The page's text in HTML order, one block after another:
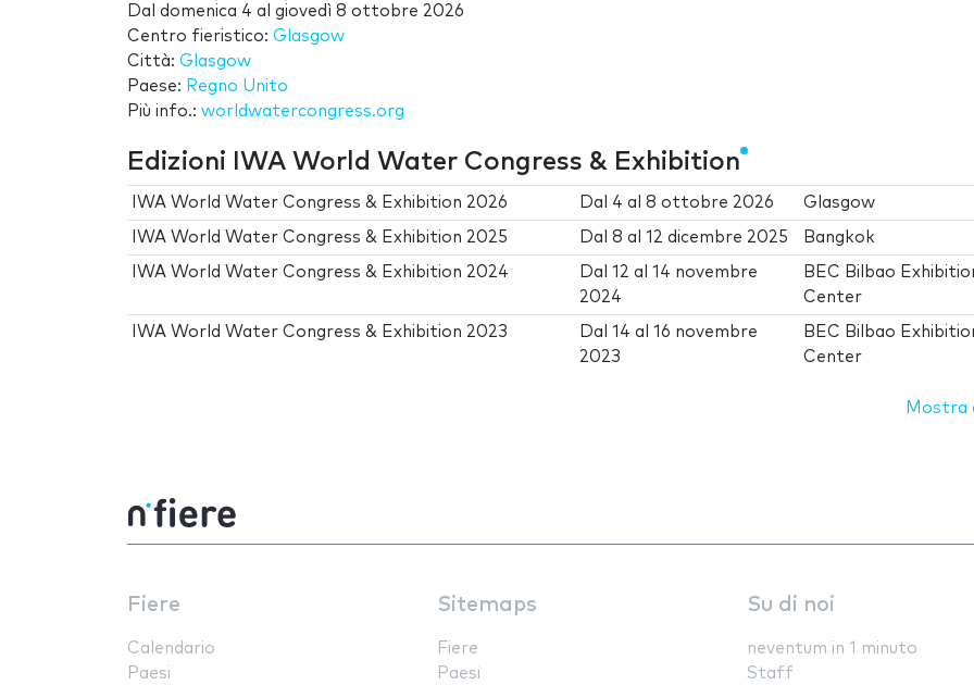
Dal domenica 4 al giovedì 8 ottobre 2026
Centro fieristico: Glasgow
Città: Glasgow
Paese: Regno Unito
Più info.: worldwatercongress.org
Edizioni IWA World Water Congress & Exhibition
IWA World Water Congress & Exhibition 2026 Dal 4 al8 ottobre 2026 Glasgow
IWA World Water Congress & Exhibition 2025 Dal8 al12 dicembre 2025 Bangkok
IWA World Water Congress & Exhibition 2024 Dal12 al14 novembre
2024
BEC Bilbao
Center
IWA World Water Congress & Exhibition 2023 Dal14 al16 novembre
2023
BEC Bilbao
Center
Mostra
Fiere
Calendario
Paesi
Sitemaps
Fiere
Paesi
Su di noi
neventum in 1 minuto
Staff